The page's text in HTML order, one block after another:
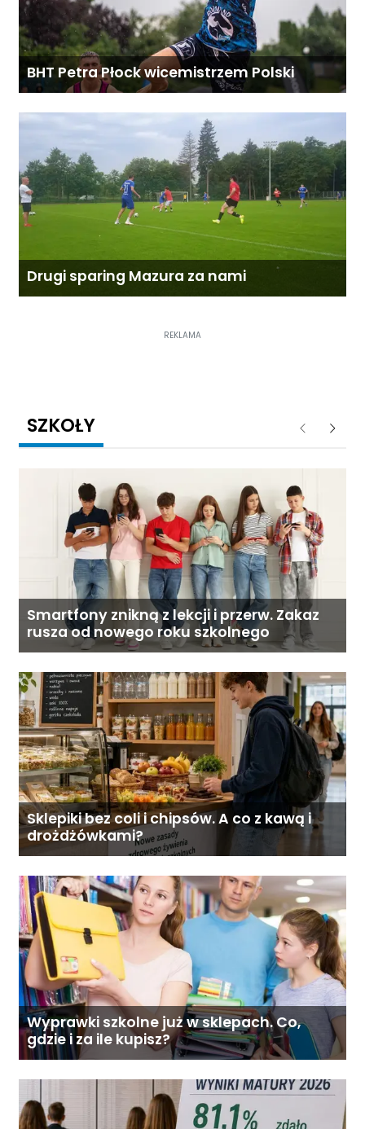
BHT Petra Płock wicemistrzem Polski
Drugi sparing Mazura za nami
REKLAMA
SZKOŁY Poprzednie
Smartfony znikną z lekcji i przerw. Zakaz
rusza od nowego roku szkolnego
Sklepiki bez coli i chipsów. A co z kawą i
drożdżówkami?
Wyprawki szkolne już w sklepach. Co,
gdzie i za ile kupisz?